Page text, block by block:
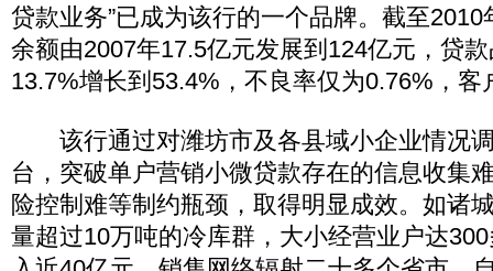
贷款业务”已成为该行的一个品牌。截至
余额由2007年17.5亿元发展到124亿元，贷
13.7%增长到53.4%，不良率仅为0.76%，客
该行通过对潍坊市及各县域小企业情况
台，突破单户营销小微贷款存在的信息收集
险控制难等制约瓶颈，取得明显成效。如诸
量超过10万吨的冷库群，大小经营业户达